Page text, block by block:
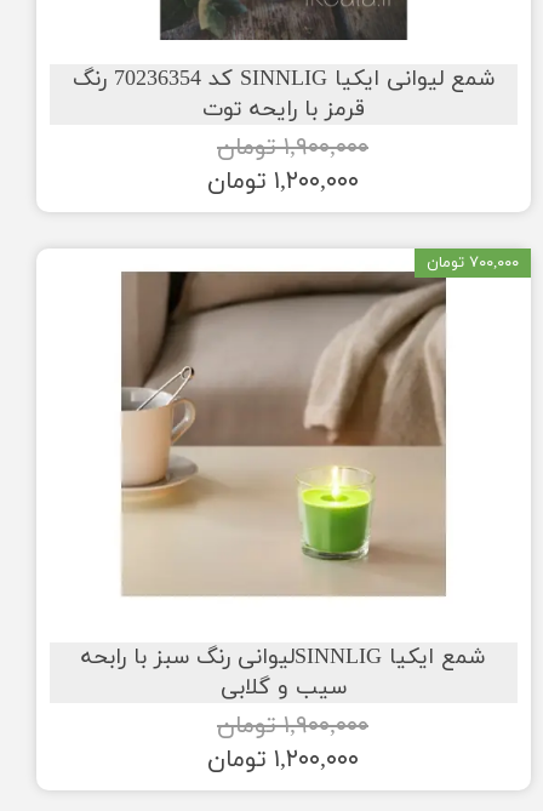
شمع لیوانی ایکیا SINNLIG کد 70236354 رنگ
قرمز با رایحه توت
۱,۹۰۰,۰۰۰ تومان
۱,۲۰۰,۰۰۰ تومان
شمع ایکیا SINNLIGلیوانی رنگ سبز با رابحه
سیب و گلابی
۱,۹۰۰,۰۰۰ تومان
۱,۲۰۰,۰۰۰ تومان
۷۰۰,۰۰۰ تومان